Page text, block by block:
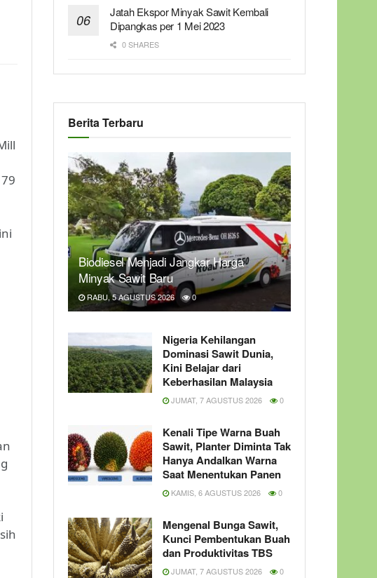
Jatah Ekspor Minyak Sawit Kembali
Dipangkas per 1 Mei 2023
0 SHARES
Berita Terbaru
Biodiesel Menjadi Jangkar Harga
Minyak Sawit Baru
RABU, 5 AGUSTUS 2026 0
Nigeria Kehilangan
Dominasi Sawit Dunia,
Kini Belajar dari
Keberhasilan Malaysia
JUMAT, 7 AGUSTUS 2026 0
Kenali Tipe Warna Buah
Sawit, Planter Diminta Tak
Hanya Andalkan Warna
Saat Menentukan Panen
KAMIS, 6 AGUSTUS 2026 0
Mengenal Bunga Sawit,
Kunci Pembentukan Buah
dan Produktivitas TBS
JUMAT, 7 AGUSTUS 2026 0